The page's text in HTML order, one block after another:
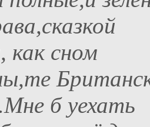
как сном
б уехать